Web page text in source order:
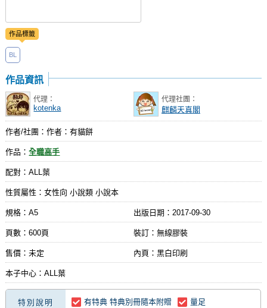
作品標籤
BL
作品資訊
代理：
kotenka
代理社團：
麒麟天真閣
作者/社團：作者：有貓餅
作品：全職高手
配對：ALL葉
性質屬性：女性向 小說類 小說本
規格：A5 出版日期： 2017-09-30
頁數：600頁 裝訂：無線膠裝
售價：未定 內頁：黑白印刷
本子中心：ALL葉
特別說明 有特典 特典別冊隨本附贈 量足